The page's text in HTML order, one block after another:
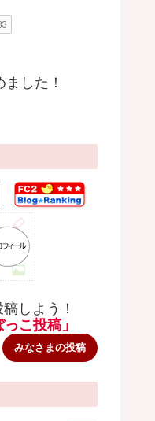
した！
しよう！
こ投稿」
みなさまの投稿